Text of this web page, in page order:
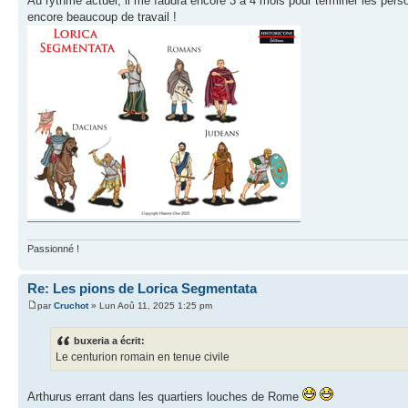
encore beaucoup de travail !
Passionné !
Re: Les pions de Lorica Segmentata
parCruchot» Lun Aoû 11, 2025 1:25 pm
buxeria a écrit:
Le centurion romain en tenue civile
Arthurus errant dans les quartiers louches de Rome